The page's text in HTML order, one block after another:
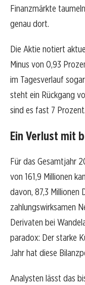
Finanzmärkte
genau dort.
Die Aktie notiert
Minus von 0,93
im Tagesverlauf
steht ein Rückgang
sind es fast 7 Prozent.
Ein Verlust mit
Für das Gesamtjahr
von 161,9 Millionen
davon, 87,3 Millionen
zahlungswirksamen
Derivaten bei
paradox: Der starke
Jahr hat diese
Analysten lässt das